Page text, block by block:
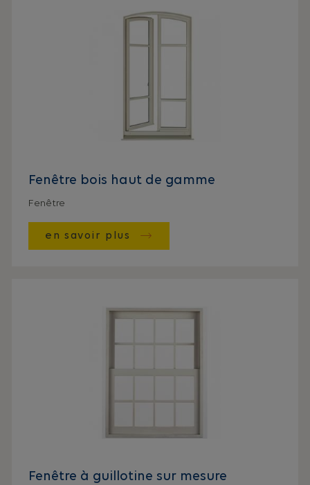
Fenêtre bois haut de gamme
Fenêtre
en savoir plus
Fenêtre à guillotine sur mesure